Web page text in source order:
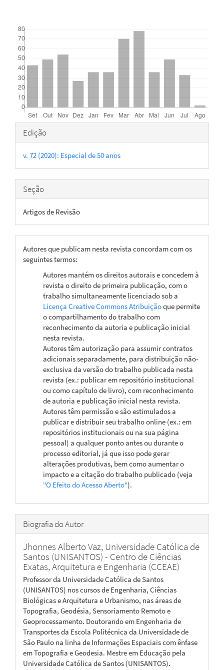
Detalhes
do
artigo
Edição
v. 72 (2020): Especial de 50 anos
Seção
Artigos de Revisão
Autores que publicam nesta revista concordam com os
seguintes termos:
Autores mantém os direitos autorais e concedem à
revista o direito de primeira publicação, com o
trabalho simultaneamente licenciado sob a
Licença Creative Commons Atribuiçãoque permite
o compartilhamento do trabalho com
reconhecimento da autoria e publicação inicial
nesta revista.
Autores têm autorização para assumir contratos
adicionais separadamente, para distribuição não-
exclusiva da versão do trabalho publicada nesta
revista (ex.: publicar em repositório institucional
ou como capítulo de livro), com reconhecimento
de autoria e publicação inicial nesta revista.
Autores têm permissão e são estimulados a
publicar e distribuir seu trabalho online (ex.: em
repositórios institucionais ou na sua página
pessoal) a qualquer ponto antes ou durante o
processo editorial, já que isso pode gerar
alterações produtivas, bem como aumentar o
impacto e a citação do trabalho publicado (veja
"O Efeito do Acesso Aberto").
Biografia do Autor
Jhonnes Alberto Vaz, Universidade Católica de
Santos (UNISANTOS) - Centro de Ciências
Exatas, Arquitetura e Engenharia (CCEAE)
Professor da Universidade Católica de Santos
(UNISANTOS) nos cursos de Engenharia, Ciências
Biológicas e Arquitetura e Urbanismo, nas áreas de
Topografia, Geodésia, Sensoriamento Remoto e
Geoprocessamento. Doutorando em Engenharia de
Transportes da Escola Politécnica da Universidade de
São Paulo na linha de Informações Espaciais com ênfase
em Topografia e Geodesia. Mestre em Educação pela
Universidade Católica de Santos (UNISANTOS).